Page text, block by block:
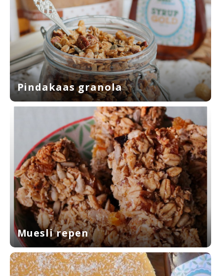
Pindakaas granola
Muesli repen